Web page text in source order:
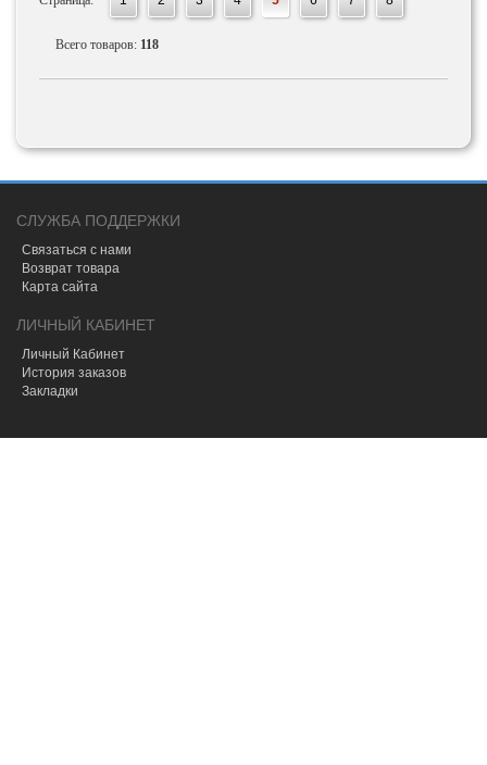
Всего товаров: 118
СЛУЖБА ПОДДЕРЖКИ
Связаться с нами
Возврат товара
Карта сайта
ЛИЧНЫЙ КАБИНЕТ
Личный Кабинет
История заказов
Закладки